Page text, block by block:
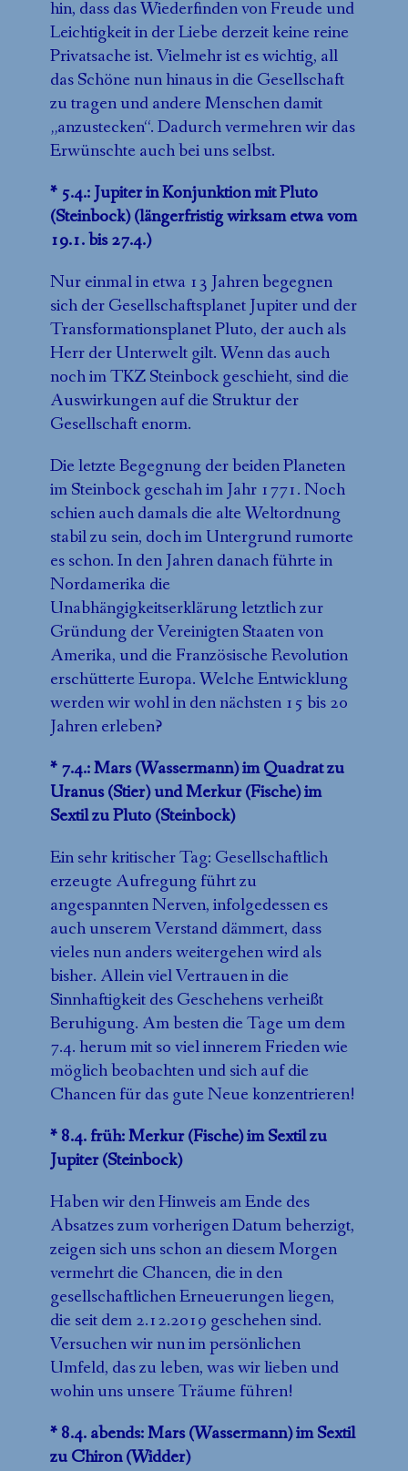
hin, dass das Wiederfinden von Freude und
Leichtigkeit in der Liebe derzeit keine reine
Privatsache ist. Vielmehr ist es wichtig, all
das Schöne nun hinaus in die Gesellschaft
zu tragen und andere Menschen damit
„anzustecken“. Dadurch vermehren wir das
Erwünschte auch bei uns selbst.
* 5.4.: Jupiter in Konjunktion mit Pluto
(Steinbock) (längerfristig wirksam etwa vom
19.1. bis 27.4.)
Nur einmal in etwa 13 Jahren begegnen
sich der Gesellschaftsplanet Jupiter und der
Transformationsplanet Pluto, der auch als
Herr der Unterwelt gilt. Wenn das auch
noch im TKZ Steinbock geschieht, sind die
Auswirkungen auf die Struktur der
Gesellschaft enorm.
Die letzte Begegnung der beiden Planeten
im Steinbock geschah im Jahr 1771. Noch
schien auch damals die alte Weltordnung
stabil zu sein, doch im Untergrund rumorte
es schon. In den Jahren danach führte in
Nordamerika die
Unabhängigkeitserklärung letztlich zur
Gründung der Vereinigten Staaten von
Amerika, und die Französische Revolution
erschütterte Europa. Welche Entwicklung
werden wir wohl in den nächsten 15 bis 20
Jahren erleben?
* 7.4.: Mars (Wassermann) im Quadrat zu
Uranus (Stier) und Merkur (Fische) im
Sextil zu Pluto (Steinbock)
Ein sehr kritischer Tag: Gesellschaftlich
erzeugte Aufregung führt zu
angespannten Nerven, infolgedessen es
auch unserem Verstand dämmert, dass
vieles nun anders weitergehen wird als
bisher. Allein viel Vertrauen in die
Sinnhaftigkeit des Geschehens verheißt
Beruhigung. Am besten die Tage um dem
7.4. herum mit so viel innerem Frieden wie
möglich beobachten und sich auf die
Chancen für das gute Neue konzentrieren!
* 8.4. früh: Merkur (Fische) im Sextil zu
Jupiter (Steinbock)
Haben wir den Hinweis am Ende des
Absatzes zum vorherigen Datum beherzigt,
zeigen sich uns schon an diesem Morgen
vermehrt die Chancen, die in den
gesellschaftlichen Erneuerungen liegen,
die seit dem 2.12.2019 geschehen sind.
Versuchen wir nun im persönlichen
Umfeld, das zu leben, was wir lieben und
wohin uns unsere Träume führen!
* 8.4. abends: Mars (Wassermann) im Sextil
zu Chiron (Widder)